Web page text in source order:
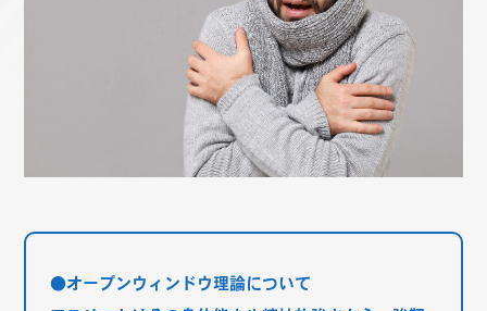
●オープンウィンドウ理論について